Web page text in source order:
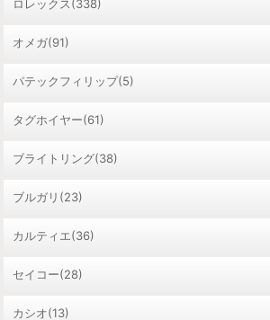
ロレックス(338)
オメガ(91)
パテックフィリップ(5)
タグホイヤー(61)
ブライトリング(38)
ブルガリ(23)
カルティエ(36)
セイコー(28)
カシオ(13)